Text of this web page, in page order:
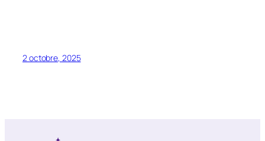
2 octobre, 2025